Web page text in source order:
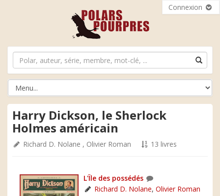
Connexion
Harry Dickson, le Sherlock
Holmes américain
Richard D. Nolane , Olivier Roman 13 livres
L'Île des possédés
Richard D. Nolane, Olivier Roman